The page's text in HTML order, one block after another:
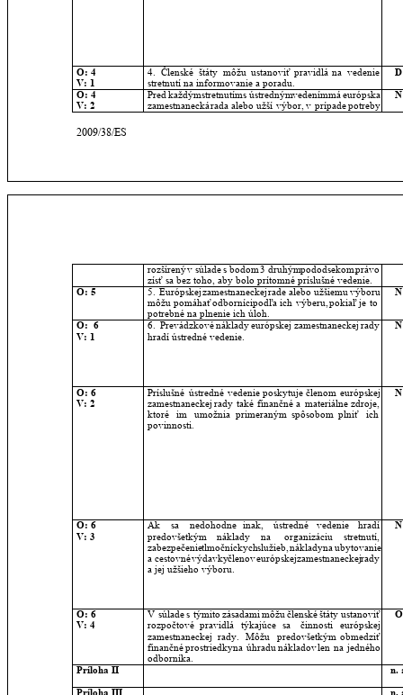
2009/38/ES
O: 4
V: 1
4. Členské štáty môžu ustanoviť pravidlá na
vedenie
stretnutí na informovanie a poradu.
D
O: 4
V: 2
Pred každýmstretnutíms ústrednýmvedenímmá európska
zamestnaneckárada alebo užší výbor, v prípadepotreby
N
rozšírenýv súlade s bodom3 druhýmpododsekom,právo
zísť sa bez toho, aby bolo prítomné príslušné vedenie.
O: 5
5. Európskej zamestnaneckejrade alebo užšiemu výboru
môžu pomáhaťodbornícipodľa ich výberu, pokiaľ je to
potrebné na plnenie ich úloh.
N
O:  6
V: 1
6. Prevádzkovénáklady európskej zamestnaneckej rady
hradí ústredné vedenie.
N
O: 6
V: 2
Príslušné ústredné vedenie poskytuje členom európskej
zamestnaneckej rady také finančné a materiálne zdroje,
ktoré
im umožnia primeraným spôsobom plniť
ich
povinnosti.
N
O: 6
V: 3
Ak sa nedohodne inak, ústredné vedenie
hradí
predovšetkým
náklady na organizáciu
stretnutí,
zabezpečenietlmočníckychslužieb, nákladyna ubytovanie
a cestovnévýdavkyčlenoveurópskejzamestnaneckejrady
a jej užšieho výboru.
N
O: 6
V: 4
V súlade s týmito zásadami môžu členské štáty ustanoviť
rozpočtové pravidlá týkajúce sa činnosti
európskej
zamestnaneckej
rady. Môžu predovšetkým obmedziť
finančnéprostriedkyna úhradu nákladovlen na jedného
odborníka.
O
Príloha II n.